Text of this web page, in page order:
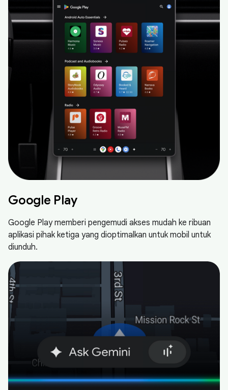
Google Play
Google Play memberi pengemudi akses mudah ke ribuan
aplikasi pihak ketiga yang dioptimalkan untuk mobil untuk
diunduh.